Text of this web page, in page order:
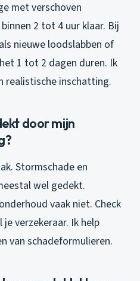
met verschoven
2 tot 4 uur klaar. Bij
nieuwe loodslabben of
1 tot 2 dagen duren. Ik
realistische inschatting.
door mijn
Stormschade en
wel gedekt.
vaak niet. Check
verzekeraar. Ik help
van schadeformulieren.